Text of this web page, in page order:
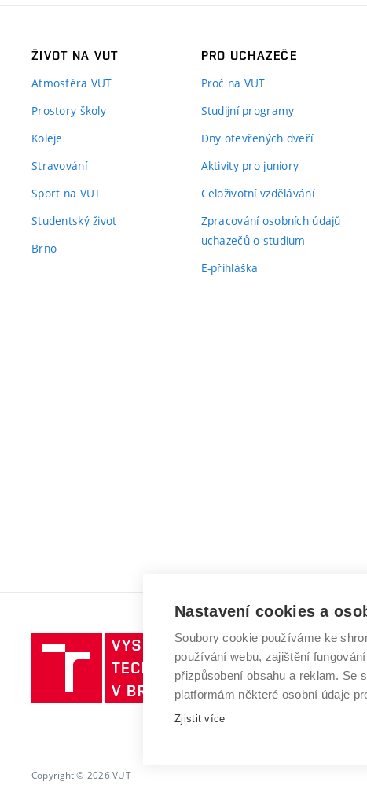
ŽIVOT NA VUT
Atmosféra VUT
Prostory školy
Koleje
Stravování
Sport na VUT
Studentský život
Brno
PRO UCHAZEČE
Proč na VUT
Studijní programy
Dny otevřených dveří
Aktivity pro juniory
Celoživotní vzdělávání
Zpracování osobních údajů
uchazečů o studium
E-přihláška
Vysoké
učení
technické
v
Copyright © 2026 VUT
Nastavení cookies a
Soubory cookie používáme ke
používání webu, zajištění
přizpůsobení obsahu a reklam. Se
platformám některé osobní údaje
Zjistit více